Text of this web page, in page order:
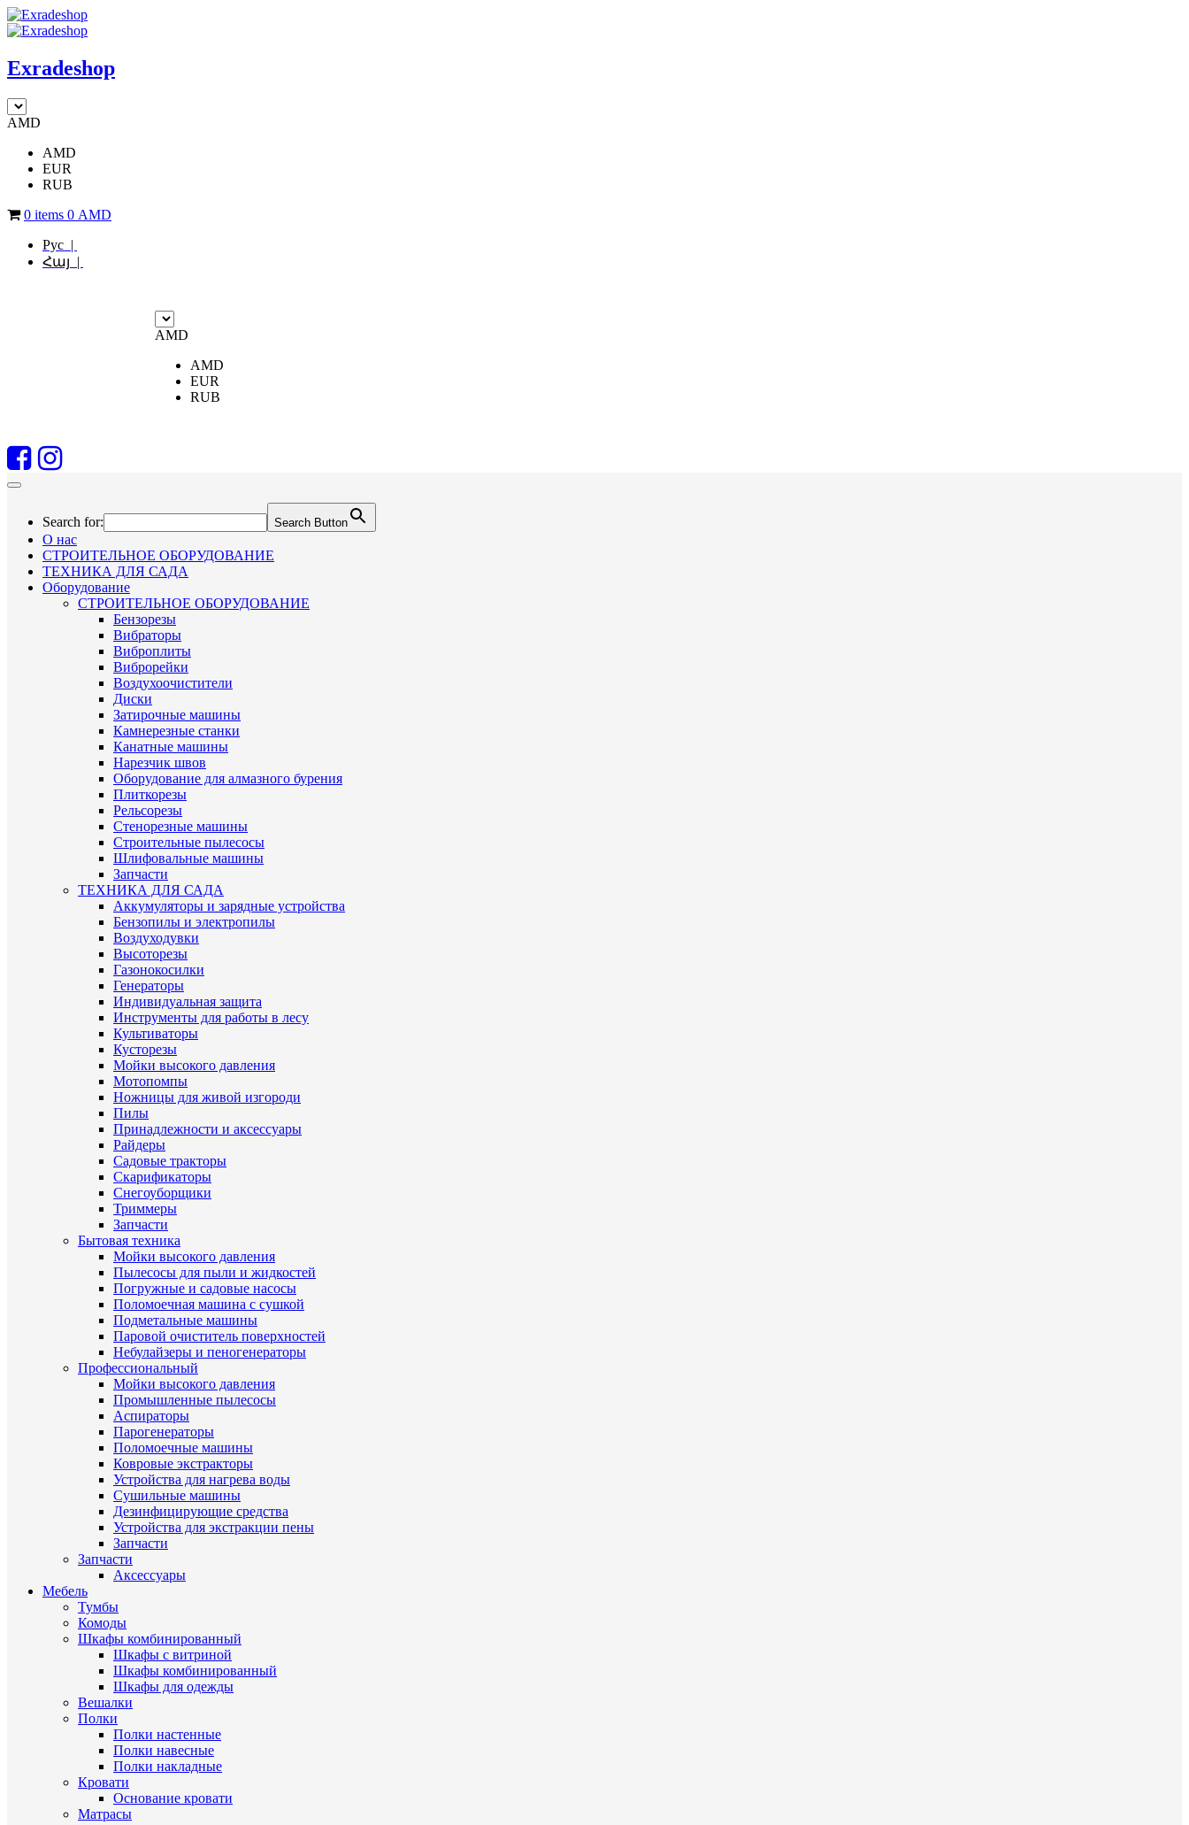
Exradeshop
AMD
AMD
EUR
RUB
0 items 0 AMD
Рус |
Հայ |
AMD
AMD
EUR
RUB
Search for: Search Button
О нас
СТРОИТЕЛЬНОЕ ОБОРУДОВАНИЕ
ТЕХНИКА ДЛЯ САДА
Оборудование
СТРОИТЕЛЬНОЕ ОБОРУДОВАНИЕ
Бензорезы
Вибраторы
Виброплиты
Виброрейки
Воздухоочистители
Диски
Затирочные машины
Камнерезные станки
Канатные машины
Нарезчик швов
Оборудование для алмазного бурения
Плиткорезы
Рельсорезы
Стенорезные машины
Строительные пылесосы
Шлифовальные машины
Запчасти
ТЕХНИКА ДЛЯ САДА
Аккумуляторы и зарядные устройства
Бензопилы и электропилы
Воздуходувки
Высоторезы
Газонокосилки
Генераторы
Индивидуальная защита
Инструменты для работы в лесу
Культиваторы
Кусторезы
Мойки высокого давления
Мотопомпы
Ножницы для живой изгороди
Пилы
Принадлежности и аксессуары
Райдеры
Садовые тракторы
Скарификаторы
Снегоуборщики
Триммеры
Запчасти
Бытовая техника
Мойки высокого давления
Пылесосы для пыли и жидкостей
Погружные и садовые насосы
Поломоечная машина с сушкой
Подметальные машины
Паровой очиститель поверхностей
Небулайзеры и пеногенераторы
Профессиональный
Мойки высокого давления
Промышленные пылесосы
Аспираторы
Парогенераторы
Поломоечные машины
Ковровые экстракторы
Устройства для нагрева воды
Сушильные машины
Дезинфицирующие средства
Устройства для экстракции пены
Запчасти
Запчасти
Аксессуары
Мебель
Тумбы
Комоды
Шкафы комбинированный
Шкафы с витриной
Шкафы комбинированный
Шкафы для одежды
Вешалки
Полки
Полки настенные
Полки навесные
Полки накладные
Кровати
Основание кровати
Матрасы